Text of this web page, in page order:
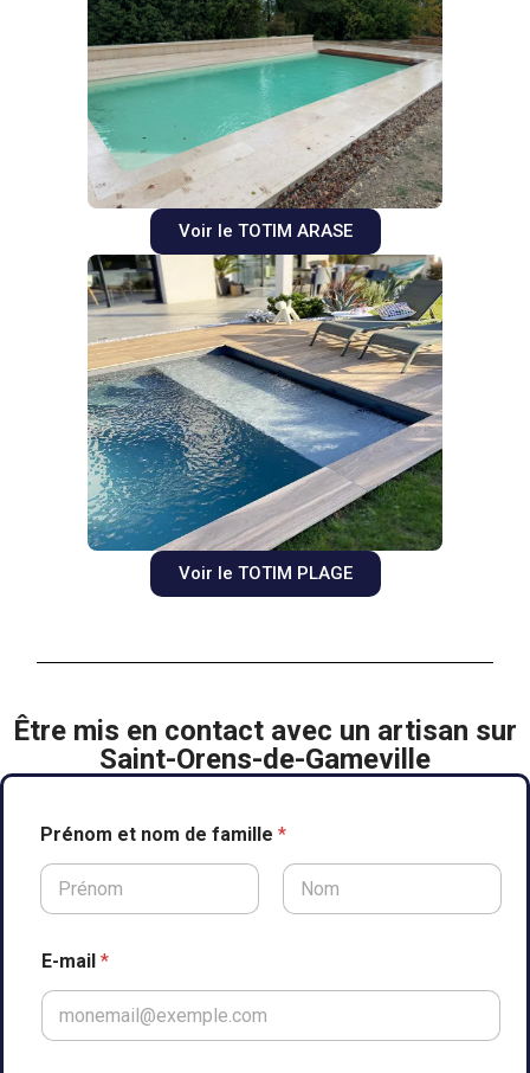
Voir le TOTIM ARASE
Voir le TOTIM PLAGE
Être mis en contact avec un artisan sur
Saint-Orens-de-Gameville
n
f
m
l
l
e
o
Prénom et nom de famille *
E-mail *